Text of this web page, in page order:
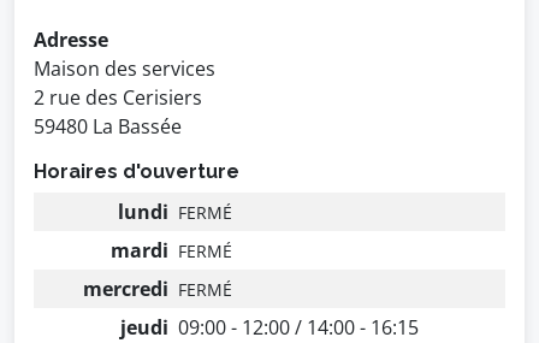
Adresse
Maison des services
2 rue des Cerisiers
59480 La Bassée
Horaires d'ouverture
lundi FERMÉ
mardi FERMÉ
mercredi FERMÉ
jeudi 09:00 - 12:00 / 14:00 - 16:15